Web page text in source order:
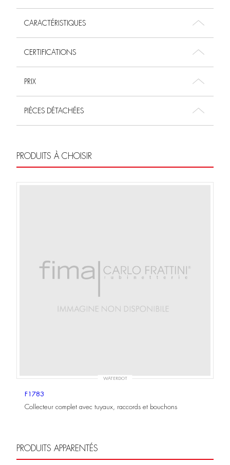
CARACTÉRISTIQUES
CERTIFICATIONS
PRIX
PIÈCES DÉTACHÉES
PRODUITS À CHOISIR
WATERDOT
F1783
Collecteur complet avec tuyaux, raccords et bouchons
PRODUITS APPARENTÉS